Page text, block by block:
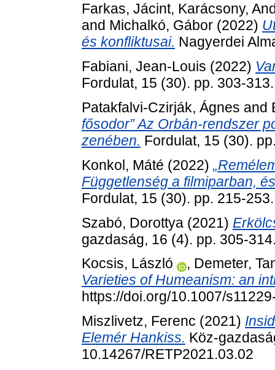
Farkas, Jácint, Karácsony,
and Michalkó, Gábor (2022)
és konfliktusai. Nagyerdei
Fabiani, Jean-Louis (2022)
Fordulat, 15 (30). pp. 303-313.
Patakfalvi-Czirják, Ágnes and
fősodor” Az Orbán-rendszer
zenében. Fordulat, 15 (30).
Konkol, Máté (2022)
Függetlenség a filmiparban,
Fordulat, 15 (30). pp. 215-253.
Szabó, Dorottya (2021)
gazdaság, 16 (4). pp. 305-
Kocsis, László
, Demeter,
Varieties of Humeanism: an
https://doi.org/10.1007/
Miszlivetz, Ferenc (2021)
Elemér Hankiss. Köz-
10.14267/RETP2021.03.02